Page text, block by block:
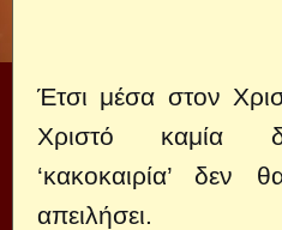
Έτσι μέσα στον
Χριστό καμία
‘κακοκαιρία’
απειλήσει.